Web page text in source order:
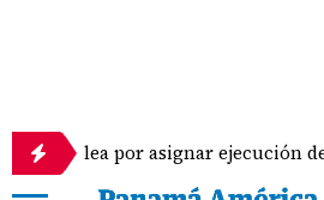
por asignar ejecución de obras a